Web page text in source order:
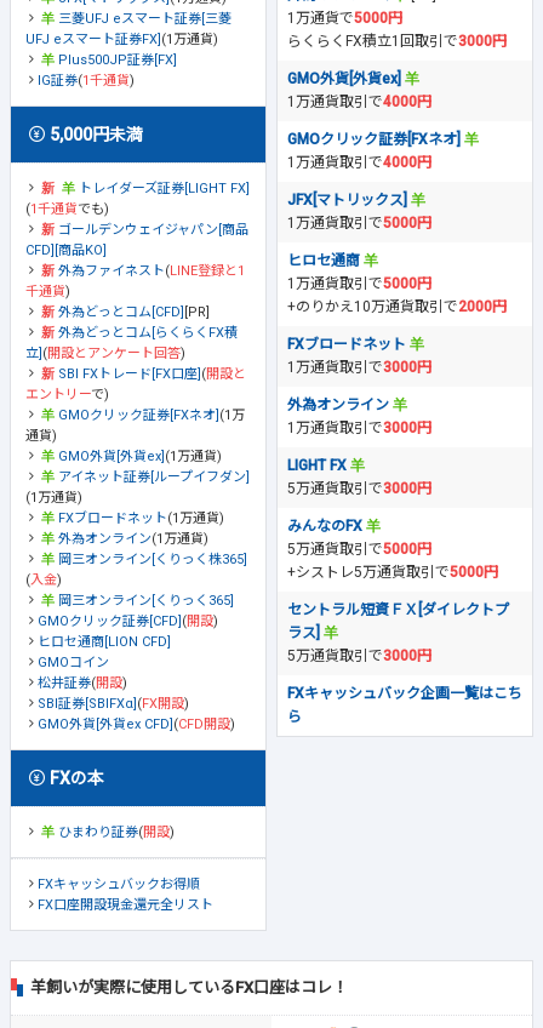
三菱UFJ eスマート証券[三菱
UFJ eスマート証券FX] (1万通貨)
Plus500JP証券[FX]
IG証券(1千通貨)
5,000円未満
トレイダーズ証券[LIGHT FX]
(1千通貨でも)
ゴールデンウェイジャパン[商品
CFD][商品KO]
外為ファイネスト(LINE登録と1
千通貨)
外為どっとコム[CFD] [PR]
外為どっとコム[らくらくFX積
立] (開設とアンケート回答)
SBI FXトレード[FX口座] (開設と
エントリーで)
GMOクリック証券[FXネオ] (1万
通貨)
GMO外貨[外貨ex] (1万通貨)
アイネット証券[ループイフダン]
(1万通貨)
FXブロードネット(1万通貨)
外為オンライン(1万通貨)
岡三オンライン[くりっく株365]
(入金)
岡三オンライン[くりっく365]
GMOクリック証券[CFD] (開設)
ヒロセ通商[LION CFD]
GMOコイン
松井証券(開設)
SBI証券[SBIFXα] (FX開設)
GMO外貨[外貨ex CFD] (CFD開設)
FXの本
ひまわり証券(開設)
FXキャッシュバックお得順
FX口座開設現金還元全リスト
1万通貨で5000円
らくらくFX積立1回取引で3000円
GMO外貨[外貨ex]
1万通貨取引で4000円
GMOクリック証券[FXネオ]
1万通貨取引で4000円
JFX[マトリックス]
1万通貨取引で5000円
ヒロセ通商
1万通貨取引で5000円
+のりかえ10万通貨取引で2000円
FXブロードネット
1万通貨取引で3000円
外為オンライン
1万通貨取引で3000円
LIGHT FX
5万通貨取引で3000円
みんなのFX
5万通貨取引で5000円
+シストレ5万通貨取引で5000円
セントラル短資ＦＸ[ダイレクトプ
ラス]
5万通貨取引で3000円
FXキャッシュバック企画一覧はこち
ら
羊飼いが実際に使用しているFX口座はコレ！